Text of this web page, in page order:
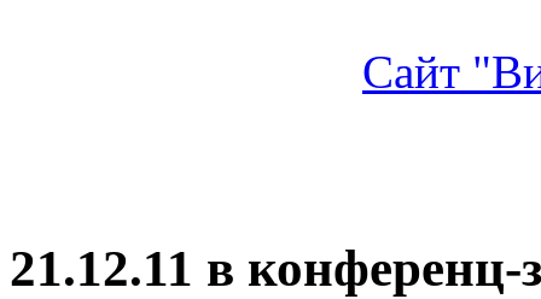
Сайт
21.12.11 в